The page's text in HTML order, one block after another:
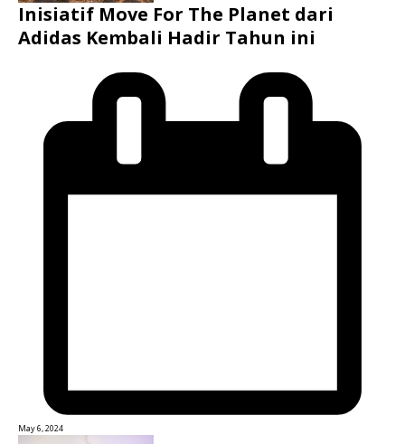
Inisiatif Move For The Planet dari
Adidas Kembali Hadir Tahun ini
May 6, 2024